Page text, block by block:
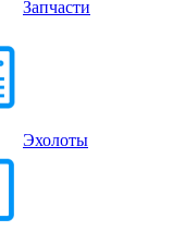
Запчасти
Эхолоты